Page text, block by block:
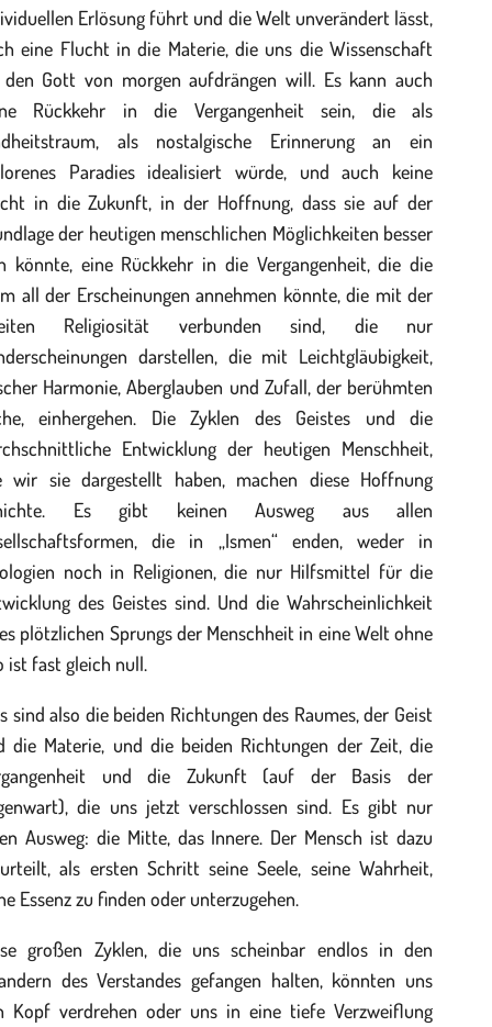
Erlösung führt und die Welt unverändert lässt,
eine Flucht in die Materie, die uns die Wissenschaft
den Gott von morgen aufdrängen will. Es kann auch
Rückkehr in die Vergangenheit sein, die als
als nostalgische Erinnerung an ein
Paradies idealisiert würde, und auch keine
in die Zukunft, in der Hoffnung, dass sie auf der
der heutigen menschlichen Möglichkeiten besser
könnte, eine Rückkehr in die Vergangenheit, die die
all der Erscheinungen annehmen könnte, die mit der
Religiosität verbunden sind, die nur
darstellen, die mit Leichtgläubigkeit,
Harmonie, Aberglauben und Zufall, der berühmten
einhergehen. Die Zyklen des Geistes und die
Entwicklung der heutigen Menschheit,
wir sie dargestellt haben, machen diese Hoffnung
Es gibt keinen Ausweg aus allen
die in „Ismen“ enden, weder in
noch in Religionen, die nur Hilfsmittel für die
des Geistes sind. Und die Wahrscheinlichkeit
plötzlichen Sprungs der Menschheit in eine Welt ohne
ist fast gleich null.
sind also die beiden Richtungen des Raumes, der Geist
die Materie, und die beiden Richtungen der Zeit, die
und die Zukunft (auf der Basis der
die uns jetzt verschlossen sind. Es gibt nur
Ausweg: die Mitte, das Innere. Der Mensch ist dazu
als ersten Schritt seine Seele, seine Wahrheit,
Essenz zu finden oder unterzugehen.
großen Zyklen, die uns scheinbar endlos in den
des Verstandes gefangen halten, könnten uns
Kopf verdrehen oder uns in eine tiefe Verzweiflung